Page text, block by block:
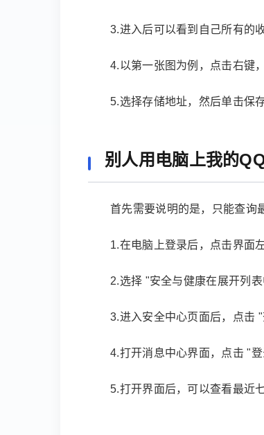
3.进入后可以看到自己所有的
4.以第一张图为例，点击右键
5.选择存储地址，然后单击保存
别人用电脑上我的
首先需要说明的是，只能查询
1.在电脑上登录后，点击界面
2.选择 "安全与健康在展开列
3.进入安全中心页面后，点击
4.打开消息中心界面，点击 "
5.打开界面后，可以查看最近